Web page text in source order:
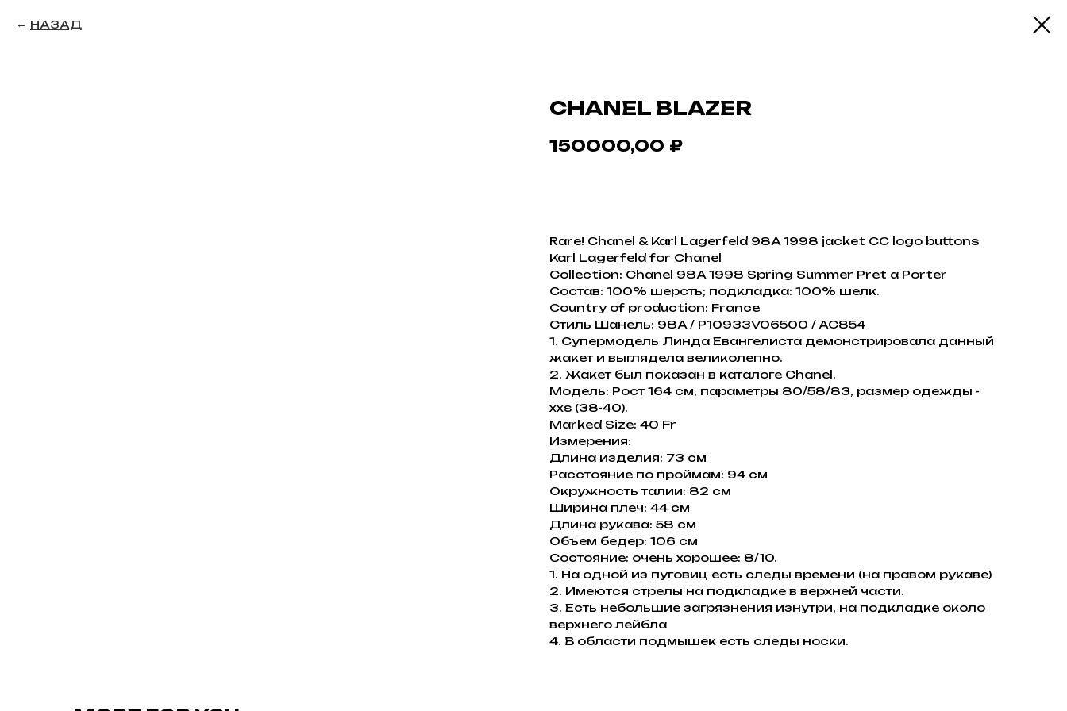
НАЗАД
CHANEL BLAZER
150000,00 ₽
Rare! Chanel & Karl Lagerfeld 98A 1998 jacket CC logo buttons
Karl Lagerfeld for Chanel
Collection: Chanel 98A 1998 Spring Summer Pret a Porter
Состав: 100% шерсть; подкладка: 100% шелк.
Country of production: France
Стиль Шанель: 98A / P10933V06500 / AC854
1. Супермодель Линда Евангелиста демонстрировала данный
жакет и выглядела великолепно.
2. Жакет был показан в каталоге Chanel.
Модель: Рост 164 см, параметры 80/58/83, размер одежды -
ххs (38-40).
Marked Size: 40 Fr
Измерения:
Длина изделия: 73 см
Расстояние по проймам: 94 см
Окружность талии: 82 см
Ширина плеч: 44 см
Длина рукава: 58 см
Объем бедер: 106 см
Состояние: очень хорошее: 8/10.
1. На одной из пуговиц есть следы времени (на правом рукаве)
2. Имеются стрелы на подкладке в верхней части.
3. Есть небольшие загрязнения изнутри, на подкладке около
верхнего лейбла
4. В области подмышек есть следы носки.